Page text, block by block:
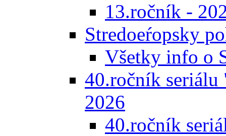
13.ročník -
Stredoeŕopsky
Všetky info o
40.ročník
2026
40.ročník